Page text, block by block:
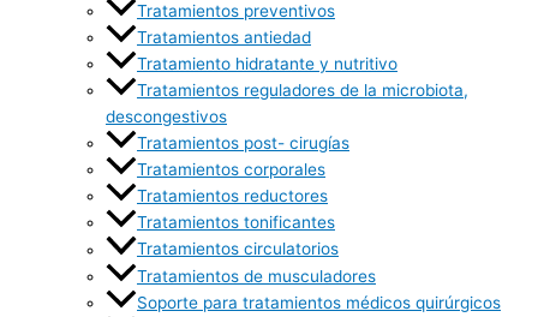
Tratamientos preventivos
Tratamientos antiedad
Tratamiento hidratante y nutritivo
Tratamientos reguladores de la microbiota,
descongestivos
Tratamientos post- cirugías
Tratamientos corporales
Tratamientos reductores
Tratamientos tonificantes
Tratamientos circulatorios
Tratamientos de musculadores
Soporte para tratamientos médicos quirúrgicos